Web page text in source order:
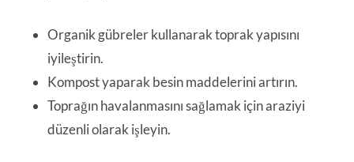
Organik gübreler kullanarak toprak yapısını
iyileştirin.
Kompost yaparak besin maddelerini artırın.
Toprağın havalanmasını sağlamak için araziyi
düzenli olarak işleyin.